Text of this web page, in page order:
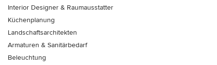
Interior Designer & Raumausstatter
Küchenplanung
Landschaftsarchitekten
Armaturen & Sanitärbedarf
Beleuchtung